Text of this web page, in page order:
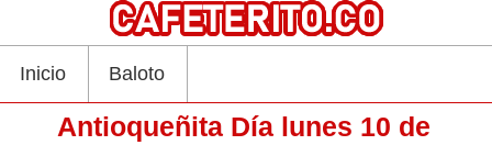
Inicio Baloto
Antioqueñita Día lunes 10 de